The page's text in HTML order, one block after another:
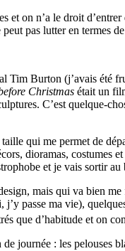
et on n’a le droit
pas lutter en termes
Tim Burton (j’avais été
Christmas était un
C’est quelque-
qui me permet de
dioramas, costumes
et je vais sortir au
mais qui va bien
passe ma vie),
que d’habitude et on
journée : les pelouses